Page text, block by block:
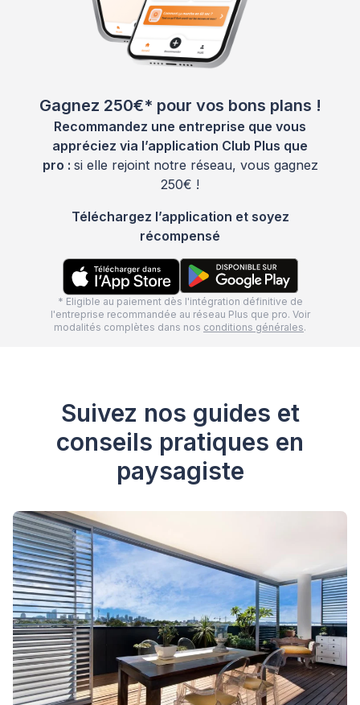
Gagnez 250€* pour vos bons plans !
Recommandez une entreprise que vous
appréciez via l’application Club Plus que
pro : si elle rejoint notre réseau, vous gagnez
250€ !
Téléchargez l’application et soyez
récompensé
* Eligible au paiement dès l'intégration définitive de
l'entreprise recommandée au réseau Plus que pro. Voir
modalités complètes dans nos conditions générales.
Suivez nos guides et
conseils pratiques en
paysagiste